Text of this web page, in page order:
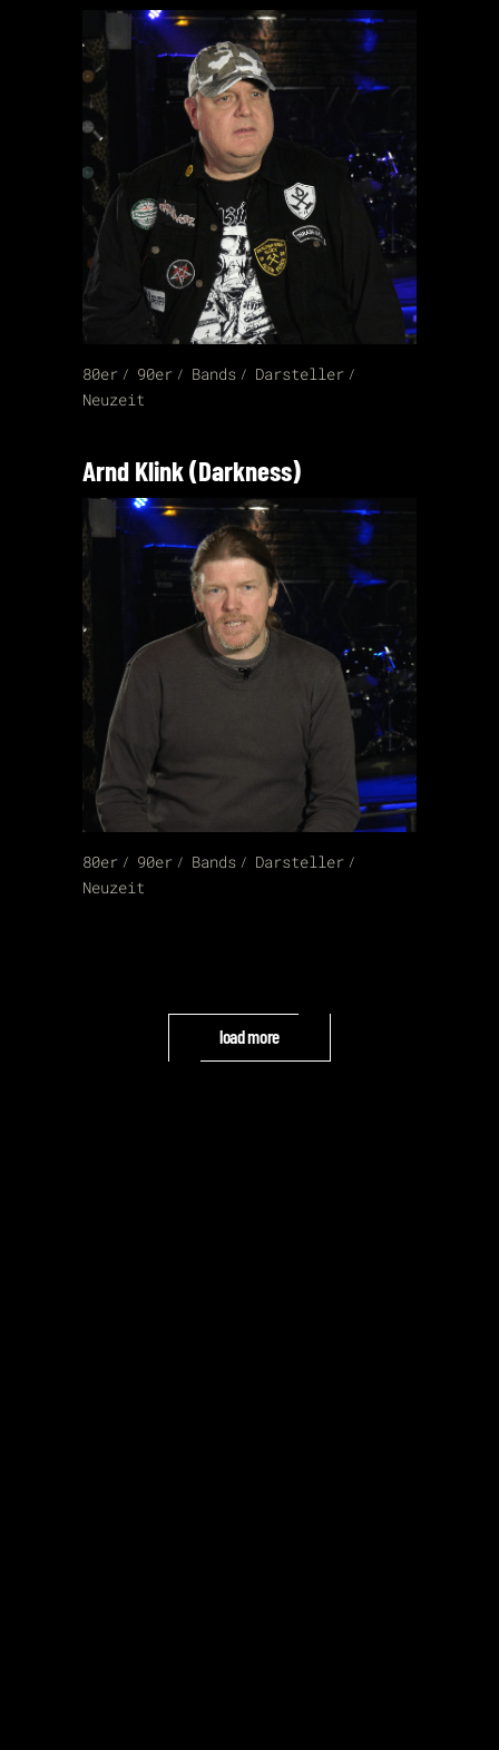
80er 90er Bands
Darsteller
Neuzeit
Arnd Klink (Darkness)
80er 90er Bands
Darsteller
Neuzeit
load more